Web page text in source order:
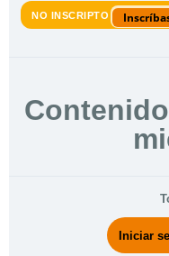
NO INSCRIPTO
Iniciar